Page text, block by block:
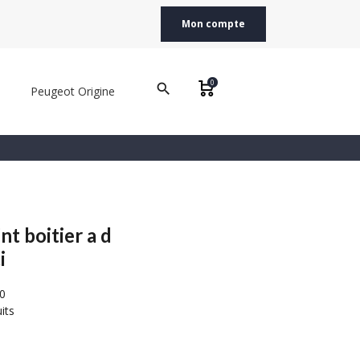
Mon compte
Peugeot Origine search 0
boitier a d